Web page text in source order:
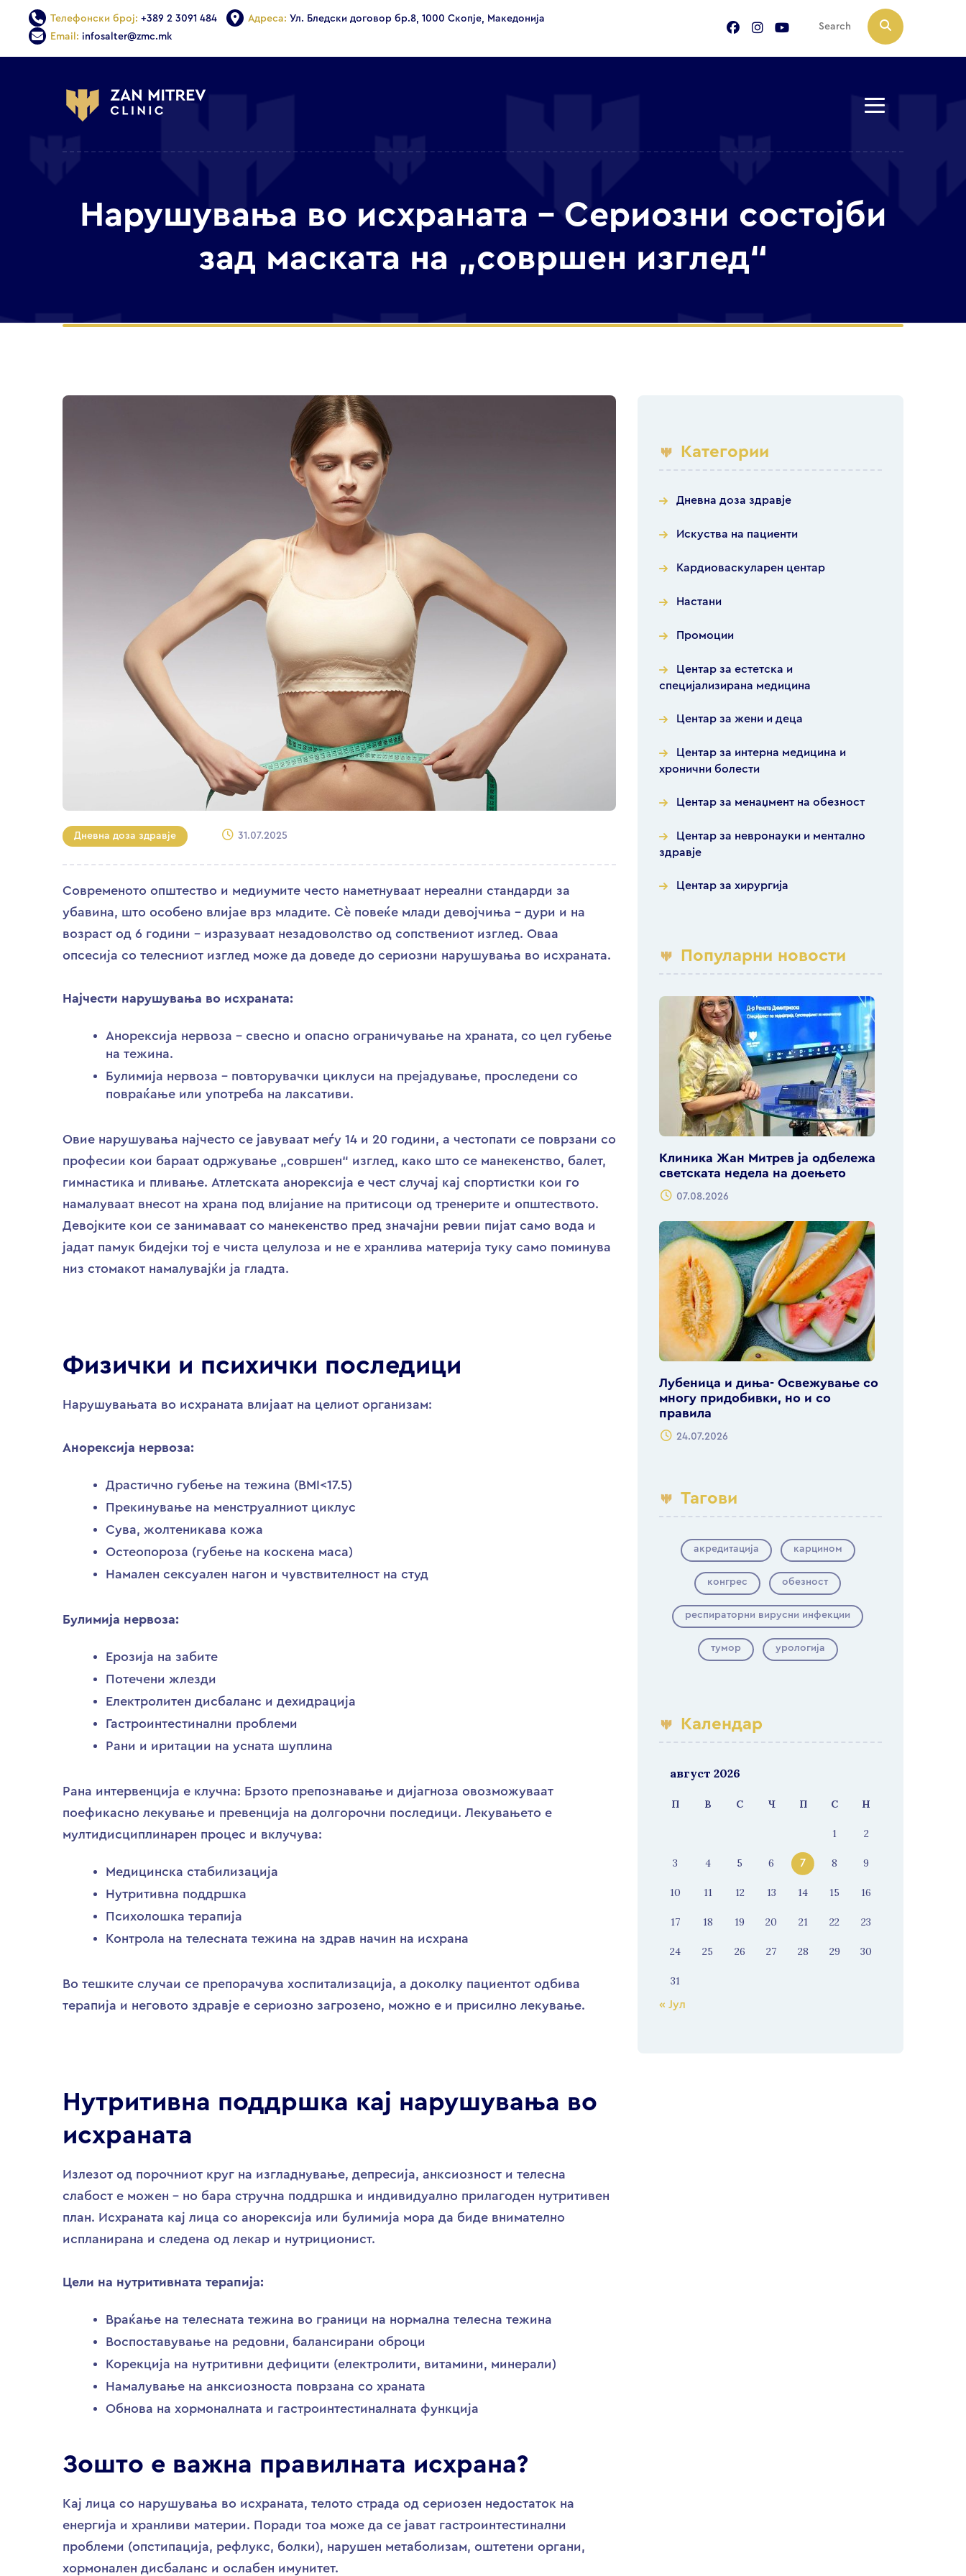
Телефонски број: +389 2 3091 484 Адреса: Ул. Бледски договор бр.8, 1000 Скопје, Македонија
Email: infosalter@zmc.mk
Нарушувања во исхраната – Сериозни состојби
зад маската на „совршен изглед“
Дневна доза здравје 31.07.2025
Современото општество и медиумите често наметнуваат нереални стандарди за
убавина, што особено влијае врз младите. Сè повеќе млади девојчиња – дури и на
возраст од 6 години – изразуваат незадоволство од сопствениот изглед. Оваа
опсесија со телесниот изглед може да доведе до сериозни нарушувања во исхраната.
Најчести нарушувања во исхраната:
Анорексија нервоза – свесно и опасно ограничување на храната, со цел губење
на тежина.
Булимија нервоза – повторувачки циклуси на прејадување, проследени со
повраќање или употреба на лаксативи.
Овие нарушувања најчесто се јавуваат меѓу 14 и 20 години, а честопати се поврзани со
професии кои бараат одржување „совршен“ изглед, како што се манекенство, балет,
гимнастика и пливање. Атлетската анорексија е чест случај кај спортистки кои го
намалуваат внесот на храна под влијание на притисоци од тренерите и општеството.
Девојките кои се занимаваат со манекенство пред значајни ревии пијат само вода и
јадат памук бидејки тој е чиста целулоза и не е хранлива материја туку само поминува
низ стомакот намалувајќи ја гладта.
Физички и психички последици
Нарушувањата во исхраната влијаат на целиот организам:
Анорексија нервоза:
Драстично губење на тежина (BMI<17.5)
Прекинување на менструалниот циклус
Сува, жолтеникава кожа
Остеопороза (губење на коскена маса)
Намален сексуален нагон и чувствителност на студ
Булимија нервоза:
Ерозија на забите
Потечени жлезди
Електролитен дисбаланс и дехидрација
Гастроинтестинални проблеми
Рани и иритации на усната шуплина
Рана интервенција е клучна: Брзото препознавање и дијагноза овозможуваат
поефикасно лекување и превенција на долгорочни последици. Лекувањето е
мултидисциплинарен процес и вклучува:
Медицинска стабилизација
Нутритивна поддршка
Психолошка терапија
Контрола на телесната тежина на здрав начин на исхрана
Во тешките случаи се препорачува хоспитализација, а доколку пациентот одбива
терапија и неговото здравје е сериозно загрозено, можно е и присилно лекување.
Нутритивна поддршка кај нарушувања во
исхранатa
Излезот од порочниот круг на изгладнување, депресија, анксиозност и телесна
слабост е можен – но бара стручна поддршка и индивидуално прилагоден нутритивен
план. Исхраната кај лица со анорексија или булимија мора да биде внимателно
испланирана и следена од лекар и нутриционист.
Цели на нутритивната терапија:
Враќање на телесната тежина во граници на нормална телесна тежина
Воспоставување на редовни, балансирани оброци
Корекција на нутритивни дефицити (електролити, витамини, минерали)
Намалување на анксиозноста поврзана со храната
Обнова на хормоналната и гастроинтестиналната функција
Зошто е важна правилната исхрана?
Кај лица со нарушувања во исхраната, телото страда од сериозен недостаток на
енергија и хранливи материи. Поради тоа може да се јават гастроинтестинални
проблеми (опстипација, рефлукс, болки), нарушен метаболизам, оштетени органи,
хормонален дисбаланс и ослабен имунитет.
Категории
Дневна доза здравје
Искуства на пациенти
Кардиоваскуларен центар
Настани
Промоции
Центар за естетска и
специјализирана медицина
Центар за жени и деца
Центар за интерна медицина и
хронични болести
Центар за менаџмент на обезност
Центар за невронауки и ментално
здравје
Центар за хирургија
Популарни новости
Клиника Жан Митрев ја одбележа
светската недела на доењето
07.08.2026
Лубеница и диња- Освежување со
многу придобивки, но и со
правила
24.07.2026
Тагови
акредитација карцином
конгрес обезност
респираторни вирусни инфекции
тумор урологија
Календар
август 2026
П В С Ч П С Н
1 2
3 4 5 6 7 8 9
10 11 12 13 14 15 16
17 18 19 20 21 22 23
24 25 26 27 28 29 30
31
« Јул